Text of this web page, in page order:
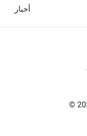
أخبار
©